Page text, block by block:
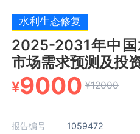
水利生态修复
2025-2031年中
市场需求预测及投
¥9000 ¥12000
报告编号 1059472